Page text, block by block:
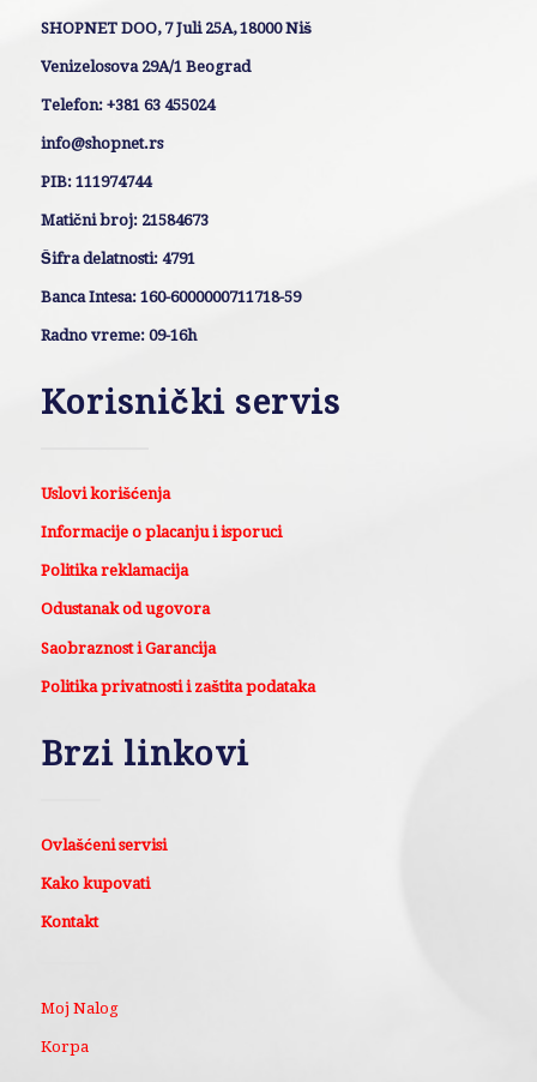
SHOPNET DOO, 7 Juli 25A, 18000 Niš
Venizelosova 29A/1 Beograd
Telefon: +381 63 455024
info@shopnet.rs
PIB: 111974744
Matični broj: 21584673
Šifra delatnosti: 4791
Banca Intesa: 160-6000000711718-59
Radno vreme: 09-16h
Korisnički servis
Uslovi korišćenja
Informacije o placanju i isporuci
Politika reklamacija
Odustanak od ugovora
Saobraznost i Garancija
Politika privatnosti i zaštita podataka
Brzi linkovi
Ovlašćeni servisi
Kako kupovati
Kontakt
Moj Nalog
Korpa